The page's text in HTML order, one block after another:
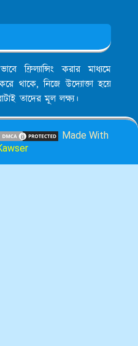
ফ্রিল্যান্সিং করার মাধ্যমে
থাকে, নিজে উদ্যোক্তা হয়ে
তাদের মূল লক্ষ্য।
Made With